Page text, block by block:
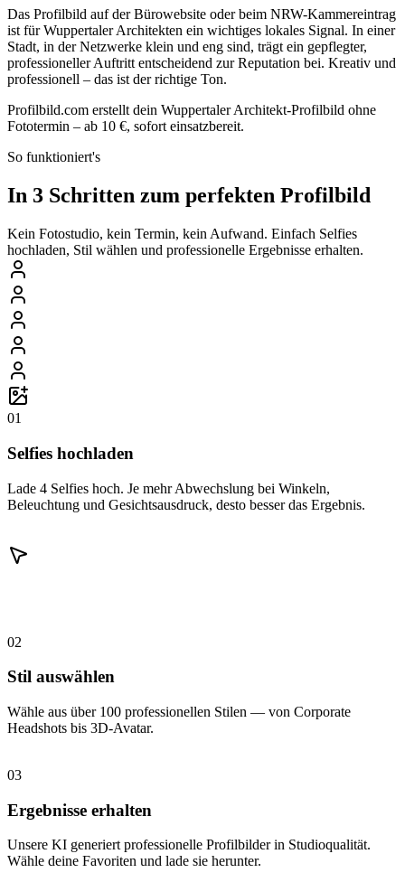
Das Profilbild auf der Bürowebsite oder beim NRW-Kammereintrag
ist für Wuppertaler Architekten ein wichtiges lokales Signal. In einer
Stadt, in der Netzwerke klein und eng sind, trägt ein gepflegter,
professioneller Auftritt entscheidend zur Reputation bei. Kreativ und
professionell – das ist der richtige Ton.
Profilbild.com erstellt dein Wuppertaler Architekt-Profilbild ohne
Fototermin – ab 10 €, sofort einsatzbereit.
So funktioniert's
In 3 Schritten zum perfekten Profilbild
Kein Fotostudio, kein Termin, kein Aufwand. Einfach Selfies
hochladen, Stil wählen und professionelle Ergebnisse erhalten.
01
Selfies hochladen
Lade 4 Selfies hoch. Je mehr Abwechslung bei Winkeln,
Beleuchtung und Gesichtsausdruck, desto besser das Ergebnis.
02
Stil auswählen
Wähle aus über 100 professionellen Stilen — von Corporate
Headshots bis 3D-Avatar.
03
Ergebnisse erhalten
Unsere KI generiert professionelle Profilbilder in Studioqualität.
Wähle deine Favoriten und lade sie herunter.